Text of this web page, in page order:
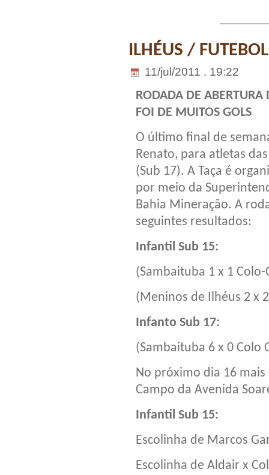
ILHÉUS /
11/jul/2011 . 19:22
RODADA DE ABERTURA
FOI DE MUITOS GOLS
O último final de
Renato, para atletas
(Sub 17). A Taça é
por meio da
Bahia Mineração. A
seguintes resultados:
Infantil Sub 15:
(Sambaituba 1 x 1 Colo-
(Meninos de Ilhéus 2 x
Infanto Sub 17:
(Sambaituba 6 x 0 Colo
No próximo dia 16
Campo da Avenida
Infantil Sub 15:
Escolinha de Marcos
Escolinha de Aldair x